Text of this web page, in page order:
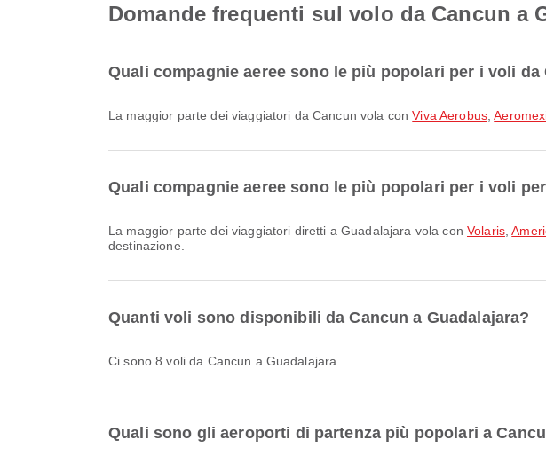
Domande frequenti sul volo da Cancun a
Quali compagnie aeree sono le più popolari per i voli da
La maggior parte dei viaggiatori da Cancun vola conViva Aerobus,
Quali compagnie aeree sono le più popolari per i voli
La maggior parte dei viaggiatori diretti a Guadalajara vola con Volaris,
destinazione.
Quanti voli sono disponibili da Cancun a Guadalajara?
Ci sono 8 voli da Cancun a Guadalajara.
Quali sono gli aeroporti di partenza più popolari a